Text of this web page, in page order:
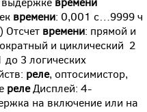
времени: 0,001 с…9999 ч
Отсчет времени: прямой и
и циклический 2
3 логических
реле, оптосимистор,
релеДисплей: 4-
на включение или на